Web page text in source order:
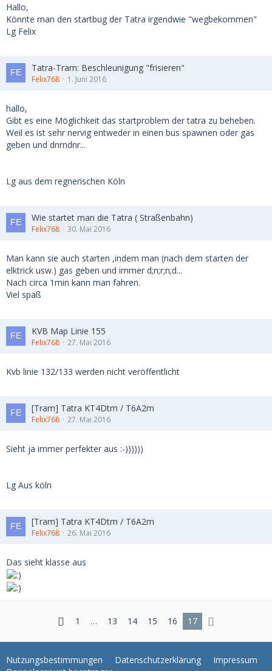
Hallo,
Könnte man den startbug der Tatra irgendwie "wegbekommen"
Lg Felix
Tatra-Tram: Beschleunigung "frisieren"
Felix768 1. Juni 2016
hallo,
Gibt es eine Möglichkeit das startproblem der tatra zu beheben.
Weil es ist sehr nervig entweder in einen bus spawnen oder gas
geben und dnrndnr...
Lg aus dem regnerischen Köln
Wie startet man die Tatra ( Straßenbahn)
Felix768 30. Mai 2016
Man kann sie auch starten ,indem man (nach dem starten der
elktrick usw.) gas geben und immer d;n;r;n;d...
Nach circa 1min kann man fahren.
Viel spaß
KVB Map Linie 155
Felix768 27. Mai 2016
Kvb linie 132/133 werden nicht veröffentlicht
[Tram] Tatra KT4Dtm / T6A2m
Felix768 27. Mai 2016
Sieht ja immer perfekter aus :-))))))
Lg Aus köln
[Tram] Tatra KT4Dtm / T6A2m
Felix768 26. Mai 2016
Das sieht klasse aus
1 … 13 14 15 16 17
Nutzungsbestimmungen Datenschutzerklärung
Impressum